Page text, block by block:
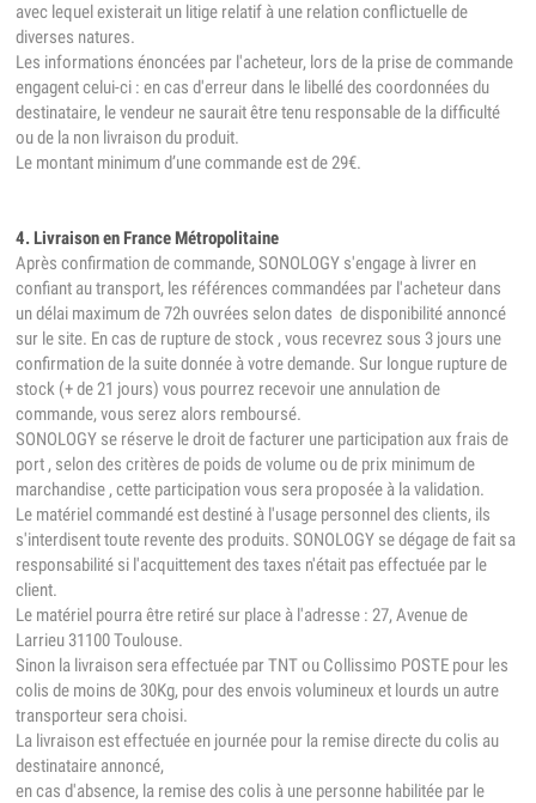
avec lequel existerait un litige relatif à une relation conflictuelle de
diverses natures.
Les informations énoncées par l'acheteur, lors de la prise de commande
engagent celui-ci : en cas d'erreur dans le libellé des coordonnées du
destinataire, le vendeur ne saurait être tenu responsable de la difficulté
ou de la non livraison du produit.
Le montant minimum d’une commande est de 29€.
4. Livraison en France Métropolitaine
Après confirmation de commande, SONOLOGY s'engage à livrer en
confiant au transport, les références commandées par l'acheteur dans
un délai maximum de 72h ouvrées selon dates de disponibilité annoncé
sur le site. En cas de rupture de stock , vous recevrez sous 3 jours une
confirmation de la suite donnée à votre demande. Sur longue rupture de
stock (+ de 21 jours) vous pourrez recevoir une annulation de
commande, vous serez alors remboursé.
SONOLOGY se réserve le droit de facturer une participation aux frais de
port , selon des critères de poids de volume ou de prix minimum de
marchandise , cette participation vous sera proposée à la validation.
Le matériel commandé est destiné à l'usage personnel des clients, ils
s'interdisent toute revente des produits. SONOLOGY se dégage de fait sa
responsabilité si l'acquittement des taxes n'était pas effectuée par le
client.
Le matériel pourra être retiré sur place à l'adresse : 27, Avenue de
Larrieu 31100 Toulouse.
Sinon la livraison sera effectuée par TNT ou Collissimo POSTE pour les
colis de moins de 30Kg, pour des envois volumineux et lourds un autre
transporteur sera choisi.
La livraison est effectuée en journée pour la remise directe du colis au
destinataire annoncé,
en cas d'absence, la remise des colis à une personne habilitée par le